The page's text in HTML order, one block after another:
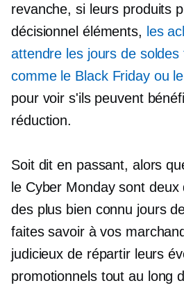
revanche, si leurs produits
décisionnel éléments, les
attendre les jours de soldes
comme le Black Friday ou
pour voir s'ils peuvent
réduction.
Soit dit en passant, alors
le Cyber ​​​​Monday sont
des plus bien connu jours
faites savoir à vos
judicieux de répartir leurs
promotionnels tout au long